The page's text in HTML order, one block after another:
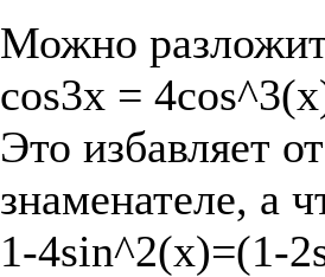
Можно
cos3x =
Это избавляет
знаменателе, а
1-4sin^2(x)=(1-